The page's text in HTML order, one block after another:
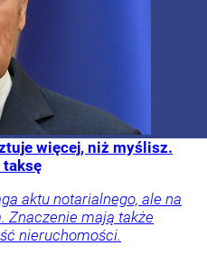
więcej, niż myślisz.
aktu notarialnego, ale na
Znaczenie mają także
nieruchomości.